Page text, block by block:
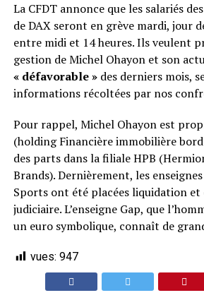
La CFDT annonce que les salariés
de DAX seront en grève mardi, jour
entre midi et 14 heures. Ils veulent
gestion de Michel Ohayon et son
« défavorable »des derniers mois,
informations récoltées par nos
Pour rappel, Michel Ohayon est
(holding Financière immobilière
des parts dans la filiale HPB
Brands). Dernièrement, les
Sports ont été placées liquidation et
judiciaire. L’enseigne Gap, que
un euro symbolique, connaît de
vues: 947